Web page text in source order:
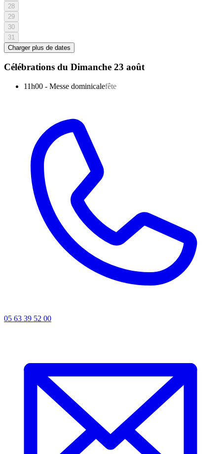
28
29
30
31
Charger plus de dates
Célébrations du Dimanche 23 août
11h00 - Messe dominicalefête
05 63 39 52 00